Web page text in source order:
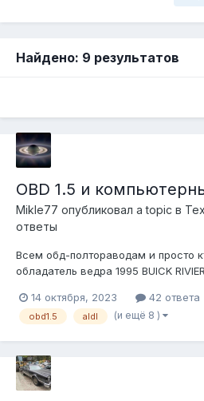
Найдено: 9 результатов
OBD 1.5 и
Mikle77 опубликовал a topic в
ответы
Всем обд-полтораводам и просто
обладатель ведра 1995 BUICK
за того , что являлся
просуществовал всего пару лет
14 октября, 2023 42 ответа
obd1.5 aldl (и ещё 8 )